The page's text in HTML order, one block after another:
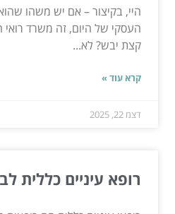
היי, בקיצור – אם יש משהו
העסקי של היום, זה משרד
קצת יבש? לא...
קרא עוד »
דצמ 22, 2025
רופא עיניים כללית